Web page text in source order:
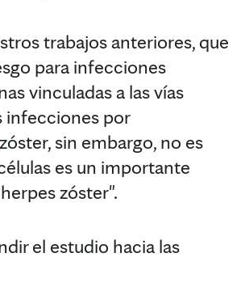
trabajos anteriores, que
para infecciones
vinculadas a las vías
infecciones por
sin embargo, no es
es un importante
zóster".
el estudio hacia las